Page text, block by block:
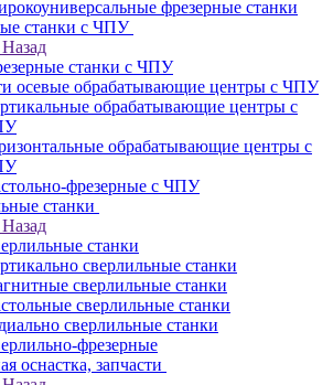
фрезерные станки
станки с ЧПУ
Назад
станки с ЧПУ
осевые обрабатывающие центры с ЧПУ
обрабатывающие центры с
обрабатывающие центры с
фрезерные с ЧПУ
станки
Назад
станки
сверлильные станки
сверлильные станки
сверлильные станки
сверлильные станки
фрезерные
оснастка, запчасти